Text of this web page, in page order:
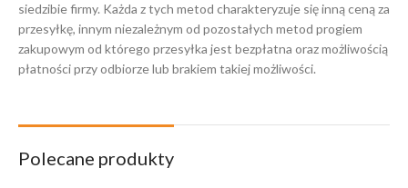
siedzibie firmy. Każda z tych metod charakteryzuje się inną ceną za
przesyłkę, innym niezależnym od pozostałych metod progiem
zakupowym od którego przesyłka jest bezpłatna oraz możliwością
płatności przy odbiorze lub brakiem takiej możliwości.
Polecane produkty